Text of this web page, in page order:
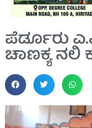
ಪೆರ್ಡೂರು
ಚಾಣಕ್ಯ ನಲಿ